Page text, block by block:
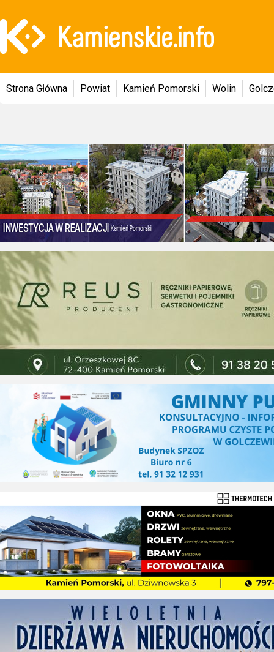
Strona Główna Powiat Kamień Pomorski Wolin